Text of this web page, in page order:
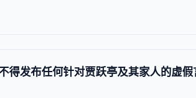
得发布任何针对贾跃亭及其家人的虚假